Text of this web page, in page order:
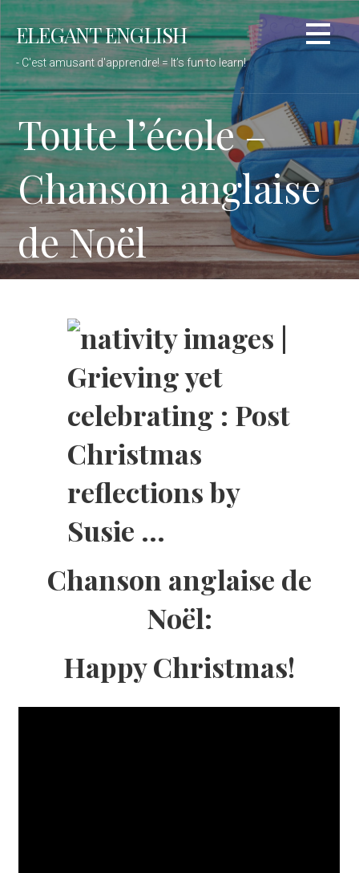
Passer
au
contenu
ELEGANT ENGLISH
- C'est amusant d'apprendre! = It’s fun to learn!
Toute l’école –
Chanson anglaise
de Noël
Chanson anglaise de
Noël:
Happy Christmas!